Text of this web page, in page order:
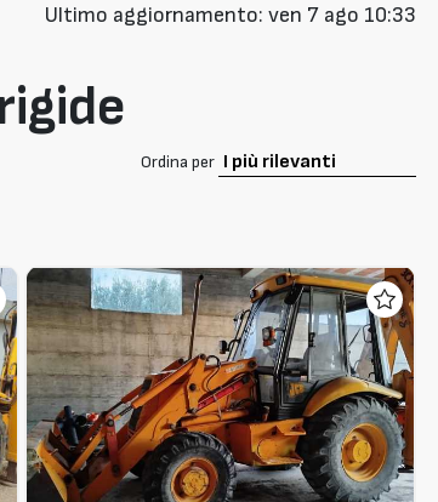
Ultimo aggiornamento: ven 7 ago 10:33
Ordina per